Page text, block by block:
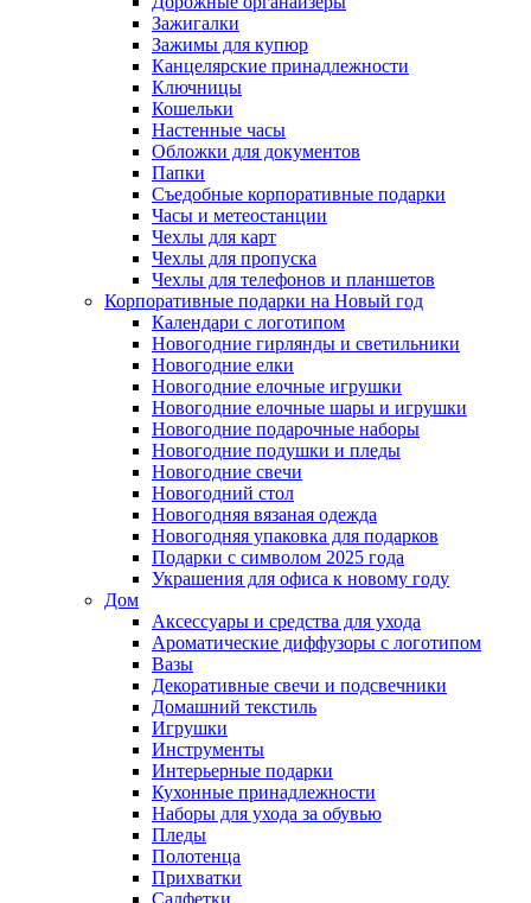
Зажигалки
Зажимы для купюр
Канцелярские принадлежности
Ключницы
Кошельки
Настенные часы
Обложки для документов
Папки
Съедобные корпоративные подарки
Часы и метеостанции
Чехлы для карт
Чехлы для пропуска
Чехлы для телефонов и планшетов
Корпоративные подарки на Новый год
Календари с логотипом
Новогодние гирлянды и светильники
Новогодние елки
Новогодние елочные игрушки
Новогодние елочные шары и игрушки
Новогодние подарочные наборы
Новогодние подушки и пледы
Новогодние свечи
Новогодний стол
Новогодняя вязаная одежда
Новогодняя упаковка для подарков
Подарки с символом 2025 года
Украшения для офиса к новому году
Дом
Аксессуары и средства для ухода
Ароматические диффузоры с логотипом
Вазы
Декоративные свечи и подсвечники
Домашний текстиль
Игрушки
Инструменты
Интерьерные подарки
Кухонные принадлежности
Наборы для ухода за обувью
Пледы
Полотенца
Прихватки
Салфетки